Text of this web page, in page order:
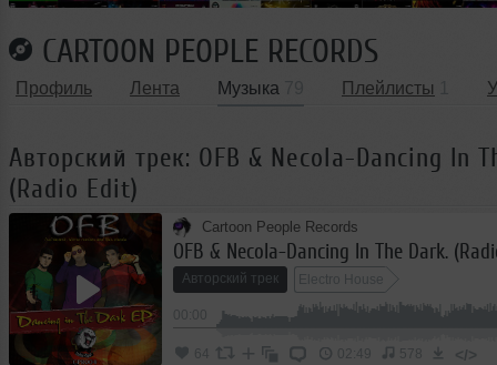
CARTOON PEOPLE RECORDS
Профиль Лента Музыка Плейлисты
Авторский трек: OFB & Necola-Dancing In
(Radio Edit)
Cartoon People Records
OFB & Necola-Dancing In The Dark.
Авторский трек Electro House
64 02:49 578 </>